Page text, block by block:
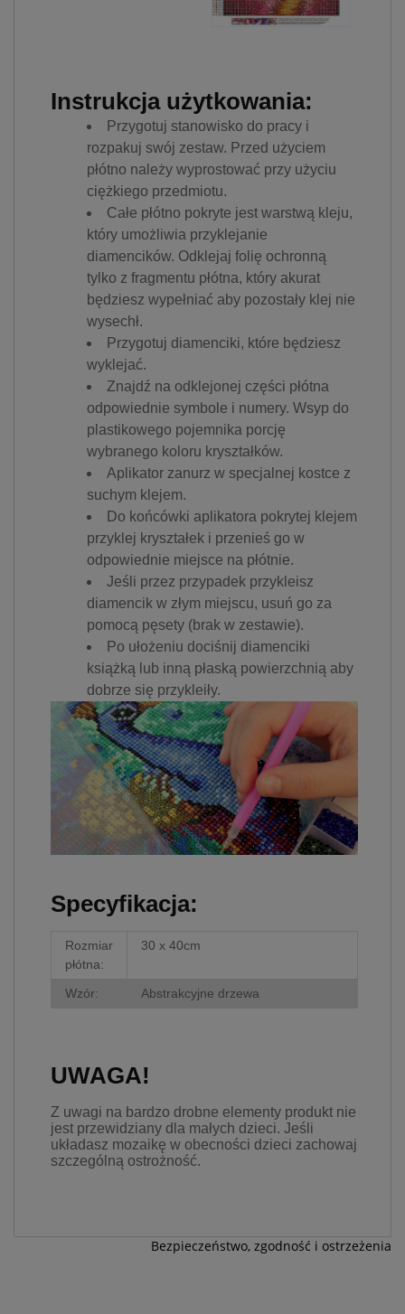
Instrukcja użytkowania:
Przygotuj stanowisko do pracy i
rozpakuj swój zestaw. Przed użyciem
płótno należy wyprostować przy użyciu
ciężkiego przedmiotu.
Całe płótno pokryte jest warstwą kleju,
który umożliwia przyklejanie
diamencików. Odklejaj folię ochronną
tylko z fragmentu płótna, który akurat
będziesz wypełniać aby pozostały klej nie
wysechł.
Przygotuj diamenciki, które będziesz
wyklejać.
Znajdź na odklejonej części płótna
odpowiednie symbole i numery. Wsyp do
plastikowego pojemnika porcję
wybranego koloru kryształków.
Aplikator zanurz w specjalnej kostce z
suchym klejem.
Do końcówki aplikatora pokrytej klejem
przyklej kryształek i przenieś go w
odpowiednie miejsce na płótnie.
Jeśli przez przypadek przykleisz
diamencik w złym miejscu, usuń go za
pomocą pęsety (brak w zestawie).
Po ułożeniu dociśnij diamenciki
książką lub inną płaską powierzchnią aby
dobrze się przykleiły.
Specyfikacja:
Rozmiar
płótna:
30 x 40cm
Wzór: Abstrakcyjne drzewa
UWAGA!
Z uwagi na bardzo drobne elementy produkt nie
jest przewidziany dla małych dzieci. Jeśli
układasz mozaikę w obecności dzieci zachowaj
szczególną ostrożność.
Bezpieczeństwo, zgodność i ostrzeżenia